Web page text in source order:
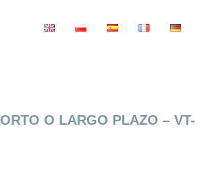
O LARGO PLAZO – VT-